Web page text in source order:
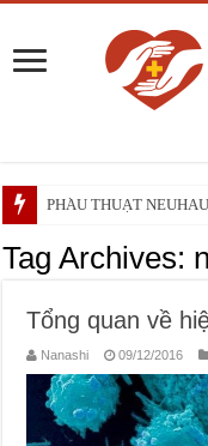
Phối hợp đa mô thức
PHẪU THUẬT
Những điều bạn cần
Tag Archives:
Tổng quan về
Nanashi 09/12/2016